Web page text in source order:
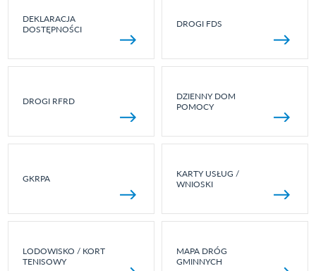
DEKLARACJA
DOSTĘPNOŚCI
DROGI FDS
DROGI RFRD
DZIENNY DOM
POMOCY
GKRPA
KARTY USŁUG /
WNIOSKI
LODOWISKO / KORT
TENISOWY
MAPA DRÓG
GMINNYCH